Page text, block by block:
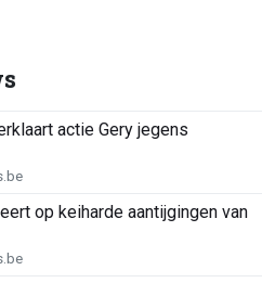
actie Gery jegens
op keiharde aantijgingen van